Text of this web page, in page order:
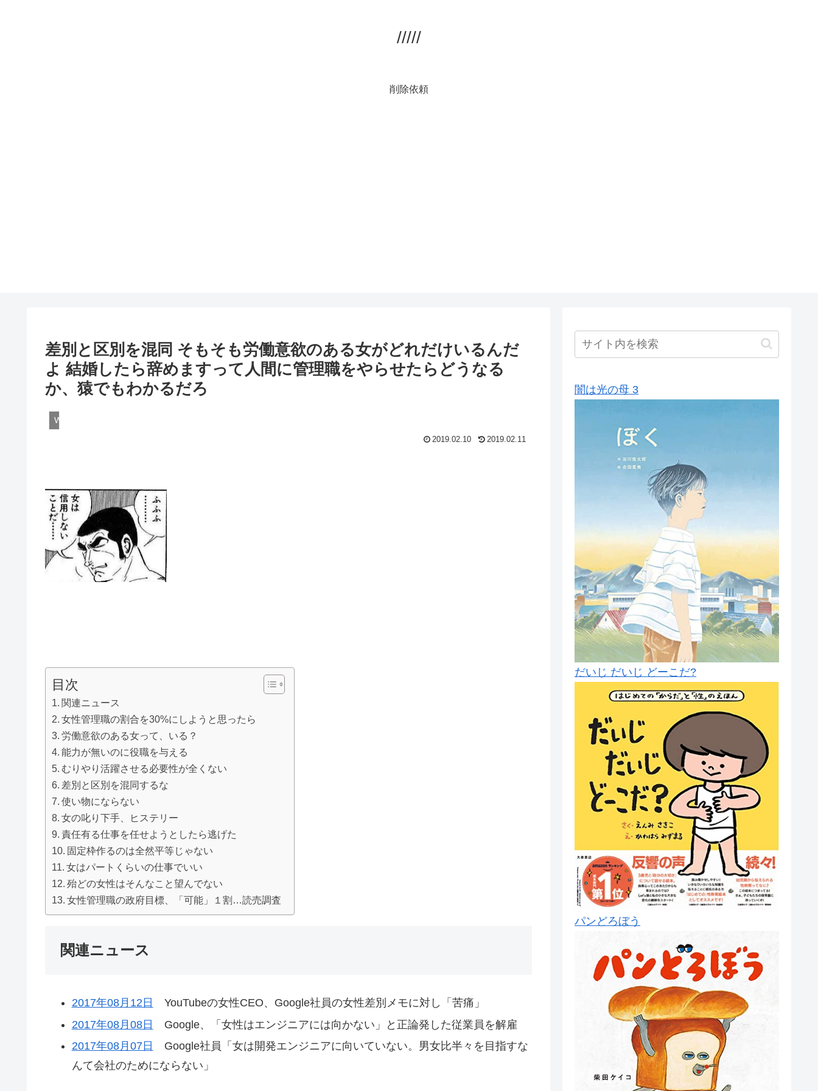
/////
削除依頼
差別と区別を混同 そもそも労働意欲のある女がどれだけいるんだ
よ 結婚したら辞めますって人間に管理職をやらせたらどうなる
か、猿でもわかるだろ
Work
2019.02.10 2019.02.11
目次
関連ニュース
女性管理職の割合を30%にしようと思ったら
労働意欲のある女って、いる？
能力が無いのに役職を与える
むりやり活躍させる必要性が全くない
差別と区別を混同するな
使い物にならない
女の叱り下手、ヒステリー
責任有る仕事を任せようとしたら逃げた
固定枠作るのは全然平等じゃない
女はパートくらいの仕事でいい
殆どの女性はそんなこと望んでない
女性管理職の政府目標、「可能」１割…読売調査
関連ニュース
2017年08月12日
YouTubeの女性CEO、Google社員の女性差別メモに対し「苦痛」
2017年08月08日
Google、「女性はエンジニアには向かない」と正論発した従業員を解雇
2017年08月07日
Google社員「女は開発エンジニアに向いていない。男女比半々を目指すな
んて会社のためにならない」
闇は光の母 3
だいじ だいじ どーこだ?
パンどろぼう